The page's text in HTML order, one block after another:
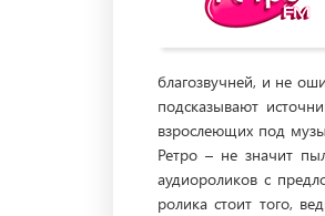
благозвучней, и не
подсказывают
взрослеющих под
Ретро – не значит
аудиороликов с
ролика стоит того,